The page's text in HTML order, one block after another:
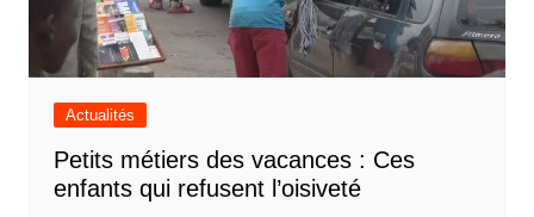
Actualités
Petits métiers des vacances : Ces
enfants qui refusent l’oisiveté